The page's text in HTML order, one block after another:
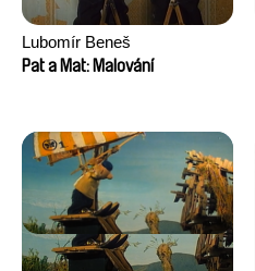
Lubomír Beneš
Pat a Mat: Malování